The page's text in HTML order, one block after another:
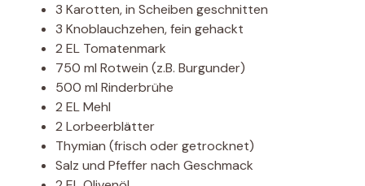
3 Karotten, in Scheiben geschnitten
3 Knoblauchzehen, fein gehackt
2 EL Tomatenmark
750 ml Rotwein (z.B. Burgunder)
500 ml Rinderbrühe
2 EL Mehl
2 Lorbeerblätter
Thymian (frisch oder getrocknet)
Salz und Pfeffer nach Geschmack